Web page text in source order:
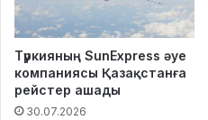
Түркияның SunExpress әуе
компаниясы Қазақстанға
рейстер ашады
30.07.2026